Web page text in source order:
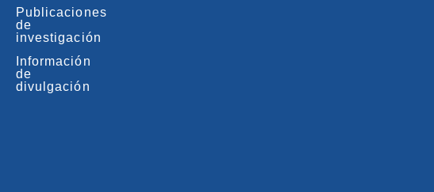
Publicaciones
de
investigación
Información
de
divulgación